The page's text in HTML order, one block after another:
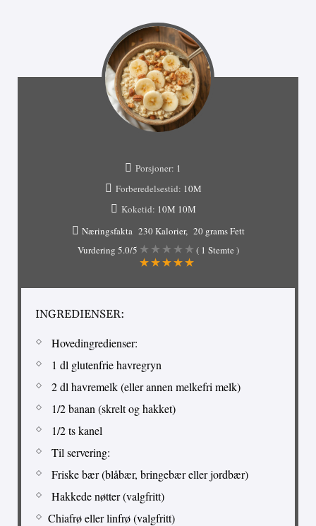
Porsjoner: 1
Forberedelsestid: 10М
Koketid: 10М 10М
Næringsfakta 230 Kalorier
20 grams Fett
Vurdering 5.0/5 ( 1 Stemte )
INGREDIENSER:
Hovedingredienser:
1 dl glutenfrie havregryn
2 dl havremelk (eller annen melkefri melk)
1/2 banan (skrelt og hakket)
1/2 ts kanel
Til servering:
Friske bær (blåbær, bringebær eller jordbær)
Hakkede nøtter (valgfritt)
Chiafrø eller linfrø (valgfritt)